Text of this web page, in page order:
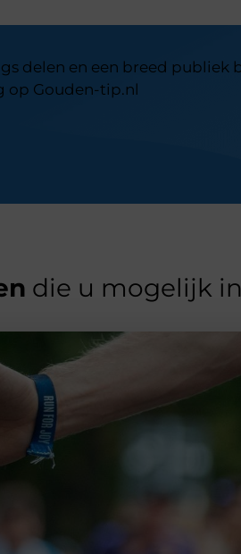
delen en een breed publiek
op Gouden-tip.nl
die u mogelijk